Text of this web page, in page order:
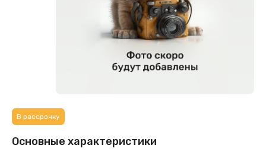
В рассрочку
Основные характеристики